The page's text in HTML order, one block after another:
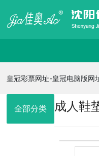
皇冠彩票网址-皇冠电脑
走进佳奥
皇冠电脑版网址的产品
皇冠彩票网址-皇冠电脑版网
全部分类 成人鞋